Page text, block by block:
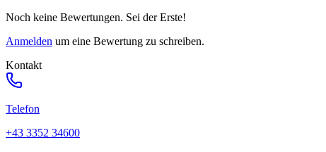
Noch keine Bewertungen. Sei der Erste!
Anmelden um eine Bewertung zu schreiben.
Kontakt
Telefon
+43 3352 34600